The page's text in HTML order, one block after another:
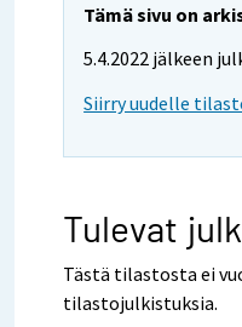
Tämä sivu on
5.4.2022 jälkeen
Siirry uudelle
Tulevat
Tästä tilastosta ei
tilastojulkistuksia.